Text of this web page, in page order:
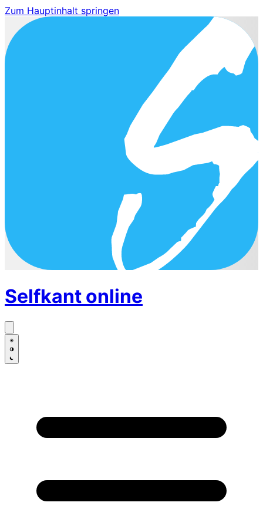
Zum Hauptinhalt springen
Selfkant online